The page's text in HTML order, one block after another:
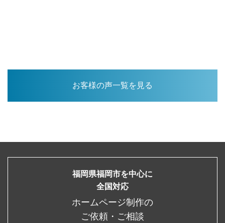
お客様の声一覧を見る
福岡県福岡市を中心に
全国対応
ホームページ制作の
ご依頼・ご相談